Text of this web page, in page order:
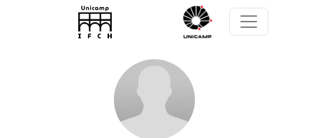
Pular para o conteúdo principal